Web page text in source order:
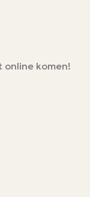
online komen!